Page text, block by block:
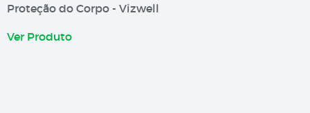
Proteção do Corpo - Vizwell
Ver Produto